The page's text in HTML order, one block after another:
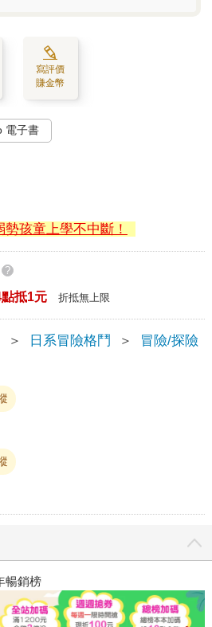
寫評價
賺金幣
電子書
孩童上學不中斷！
?
抵1元 折抵無上限
＞ 日系冒險格鬥 ＞ 冒險/探險
銷榜